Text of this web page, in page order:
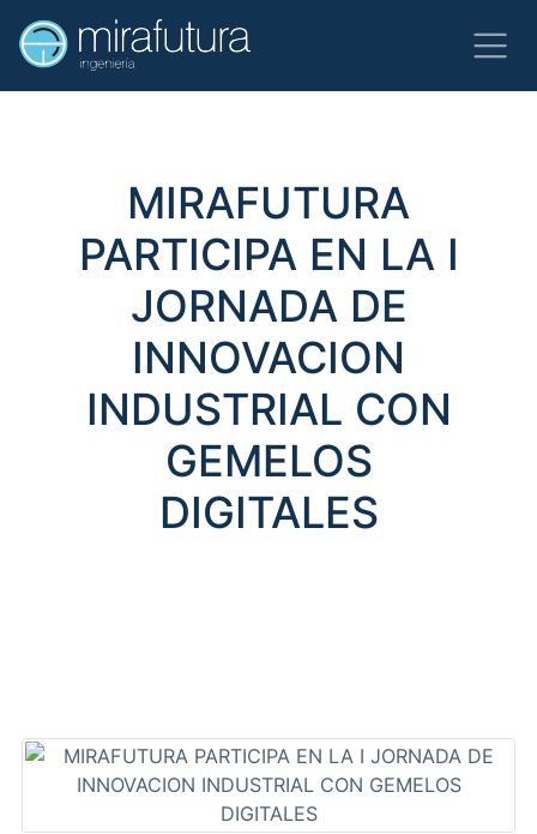
MIRAFUTURA
PARTICIPA EN LA I
JORNADA DE
INNOVACION
INDUSTRIAL CON
GEMELOS
DIGITALES